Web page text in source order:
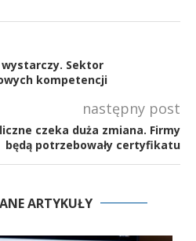
Sektor
kompetencji
następny post
czeka duża zmiana. Firmy
będą potrzebowały certyfikatu
ARTYKUŁY